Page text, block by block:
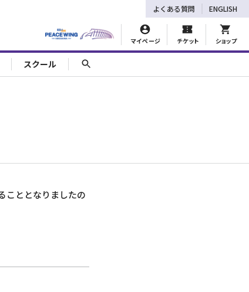
マイページ チケット ショップ
よくある質問 ENGLISH
スクール
こととなりましたの